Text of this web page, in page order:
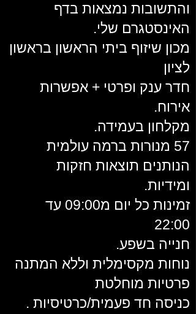
והתשובות נמצאות בדף
האינסטגרם שלי.
מכון שיזוף ביתי הראשון בראשון
לציון
חדר ענק ופרטי + אפשרות
אירוח.
מקלחון בעמידה.
57 מנורות ברמה עולמית
הנותנים תוצאות חזקות
ומידיות.
זמינות כל יום מ09:00 עד
22:00
חנייה בשפע.
נוחות מקסימלית וללא המתנה
פרטיות מוחלטת
כניסה חד פעמית/כרטיסיות .